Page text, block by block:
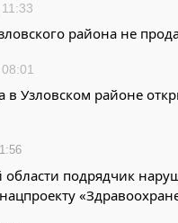
района не
в Узловском районе
области подрядчик